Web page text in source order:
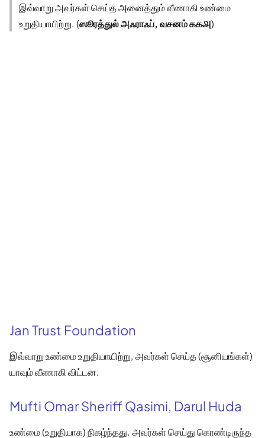
இவ்வாறு அவர்கள் செய்த அனைத்தும் வீணாகி உண்மை
உறுதியாயிற்று. (ஸூரத்துல் அஃராஃப், வசனம் ௧௧௮)
Jan Trust Foundation
இவ்வாறு உண்மை உறுதியாயிற்று, அவர்கள் செய்த (சூனியங்கள்)
யாவும் வீணாகி விட்டன.
Mufti Omar Sheriff Qasimi, Darul Huda
உண்மை (உறுதியாக) நிகழ்ந்தது. அவர்கள் செய்து கொண்டிருந்த